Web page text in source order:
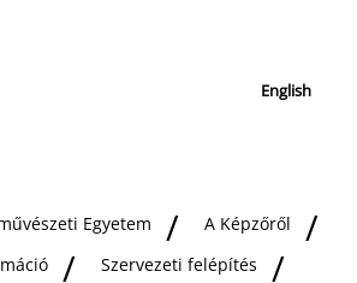
English
Egyetem
A Képzőről
Szervezeti felépítés